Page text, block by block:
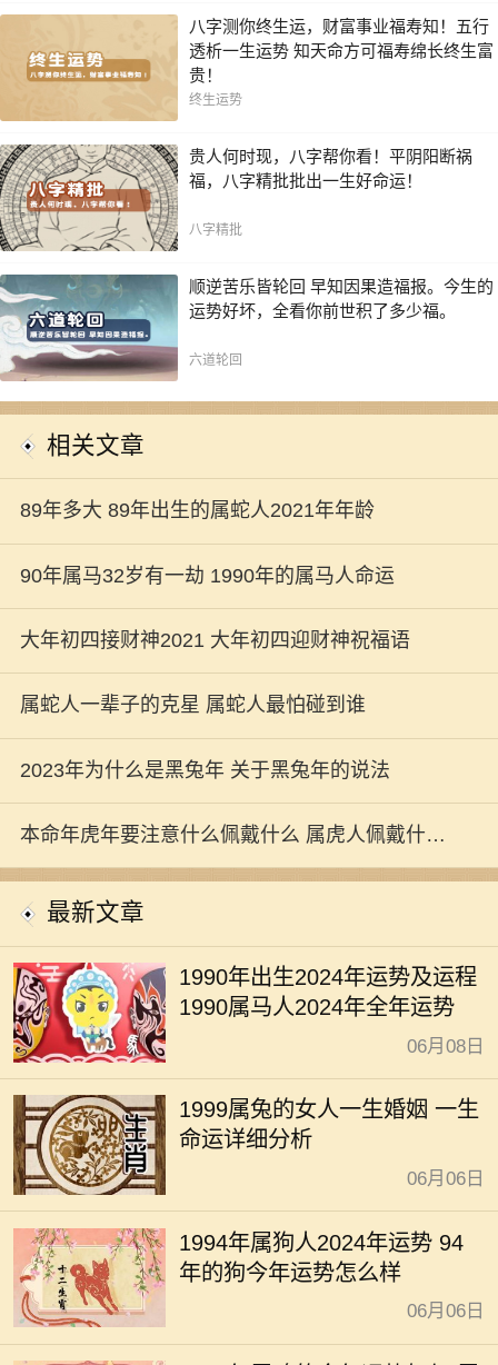
八字测你终生运，财富事业福寿知！五行
透析一生运势 知天命方可福寿绵长终生富
贵！
终生运势
贵人何时现，八字帮你看！平阴阳断祸
福，八字精批批出一生好命运！
八字精批
顺逆苦乐皆轮回 早知因果造福报。今生的
运势好坏，全看你前世积了多少福。
六道轮回
相关文章
89年多大 89年出生的属蛇人2021年年龄
90年属马32岁有一劫 1990年的属马人命运
大年初四接财神2021 大年初四迎财神祝福语
属蛇人一辈子的克星 属蛇人最怕碰到谁
2023年为什么是黑兔年 关于黑兔年的说法
本命年虎年要注意什么佩戴什么 属虎人佩戴什么
开运
最新文章
1990年出生2024年运势及运程
1990属马人2024年全年运势
06月08日
1999属兔的女人一生婚姻 一生
命运详细分析
06月06日
1994年属狗人2024年运势 94
年的狗今年运势怎么样
06月06日